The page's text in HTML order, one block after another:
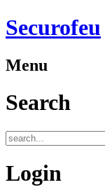
Securofeu
Menu
Search
Login